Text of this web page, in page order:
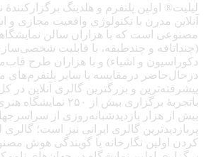
لیلیت® اولین پلتفرم و هلدینگ برگزارکنندهٔ
آنلاین مدرن با تکنولوژی واقعیت مجازی و
مصنوعی است که با هزاران سالن
(چنداتاقه و چندطبقه، با قابلیت
دکوراسیون و اشیاء) و با هزاران طرح
درحال‌حاضر درمقایسه با سایر پلتفرم‌های
پیشرفته‌ترین و بزرگترین گالری آنلاین در
باتجربهٔ برگزاری بیش از
بیش از هزار بازدیدشبانه‌روزی از
پربازدیدترین گالری ایرانی نیز است؛ گالری
کردن اولین نگارخانه با گویندگی هوش